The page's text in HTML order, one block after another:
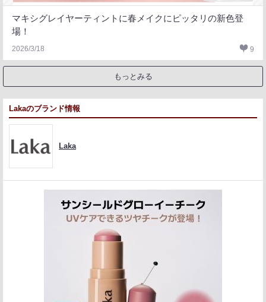
マキシグレイヤーティントに春メイクにピッタリの新色登
場！
2026/3/18 9
もっとみる
Lakaのブランド情報
Laka